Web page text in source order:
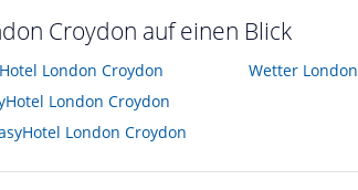
Croydon auf einen Blick
London Croydon
London Croydon
London Croydon
Wetter London